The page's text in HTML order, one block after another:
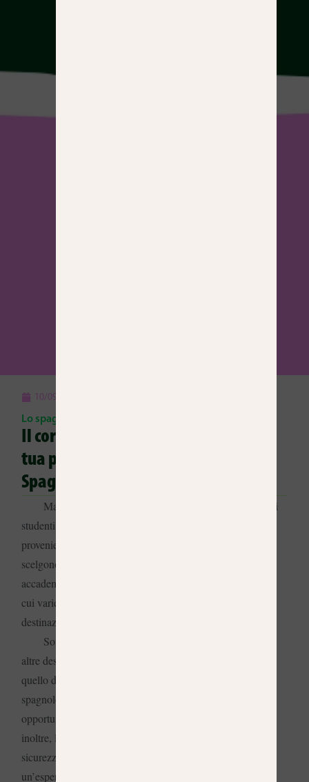
10/09/2025
Lo spagnolo per l'ammissione all'università in Spagna
Il corso intensivo di Cronopios 20: La
tua porta d'accesso all'università in
Spagna
Madrid, una destinazione universitaria attraente per gli
studenti stranieri.
provenienti da Cina, Corea del Sud, Giappone o Iran che
scelgono la Spagna per completare la loro formazione
accademica.
cui varietà di corsi di laurea e master la rende una delle
destinazioni preferite da molti studenti asiatici.
Sono diversi i fattori per cui la città si distingue dalle
altre destinazioni europee: il costo della vita è inferiore a
quello di paesi come la Francia o il Regno Unito; lo
spagnolo, una delle lingue più parlate al mondo, apre
opportunità professionali in più di venti paesi ispanofoni;
inoltre, l’offerta culturale, la gastronomia, lo stile di vita, la
sicurezza delle strade e il calore della gente offrono
un’esperienza indimenticabile a chi sceglie la nostra città.